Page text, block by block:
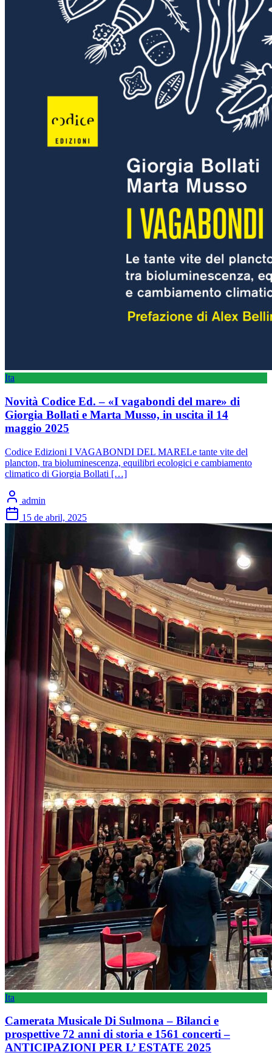
Ita
Novità Codice Ed. – «I vagabondi del mare» di
Giorgia Bollati e Marta Musso, in uscita il 14
maggio 2025
Codice Edizioni I VAGABONDI DEL MARELe tante vite del
plancton, tra bioluminescenza, equilibri ecologici e cambiamento
climatico di Giorgia Bollati […]
admin
15 de abril, 2025
Ita
Camerata Musicale Di Sulmona – Bilanci e
prospettive 72 anni di storia e 1561 concerti –
ANTICIPAZIONI PER L’ ESTATE 2025